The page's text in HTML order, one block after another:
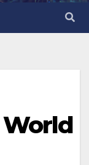
World